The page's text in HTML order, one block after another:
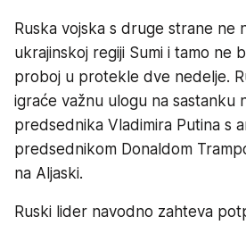
Ruska vojska s druge strane ne
ukrajinskoj regiji Sumi i tamo ne
proboj u protekle dve nedelje.
igraće važnu ulogu na sastanku
predsednika Vladimira Putina s
predsednikom Donaldom
na Aljaski.
Ruski lider navodno zahteva